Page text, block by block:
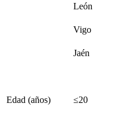
León
Vigo
Jaén
Edad (años) ≤20